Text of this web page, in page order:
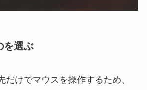
を選ぶ
だけでマウスを操作するため、